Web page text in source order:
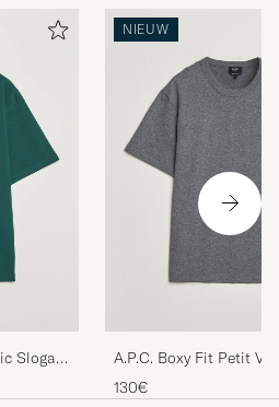
Slogan
NIEUW
A.P.C. Boxy Fit Petit
Heathered Anthracite
130€